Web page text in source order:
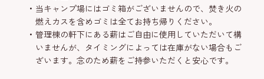
当キャンプ場にはゴミ箱がございませんので、焚き火の
燃えカスを含めゴミは全てお持ち帰りください。
管理棟の軒下にある薪はご自由に使用していただいて構
いませんが、タイミングによっては在庫がない場合もご
ざいます。念のため薪をご持参いただくと安心です。